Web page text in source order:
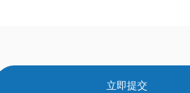
立即提交